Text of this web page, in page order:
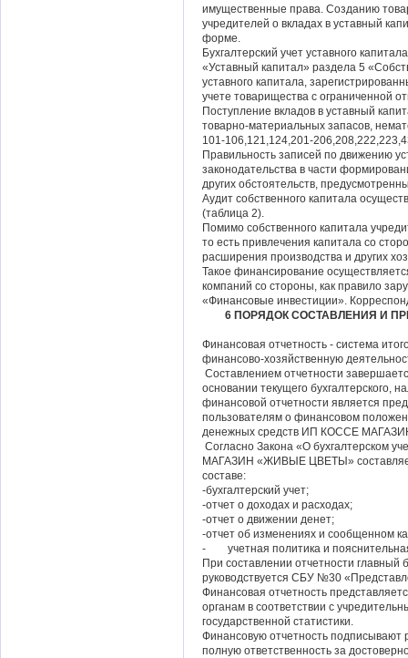
имущественные права. Созданию
учредителей о вкладах в уставный
форме.
Бухгалтерский учет уставного
«Уставный капитал» раздела 5
уставного капитала,
учете товарищества с ограниченной
Поступление вкладов в уставный
товарно-материальных запасов,
101-106,121,124,201-
Правильность записей по движению
законодательства в части
других обстоятельств,
Аудит собственного капитала
(таблица 2).
Помимо собственного капитала
то есть привлечения капитала со
расширения производства и других
Такое финансирование
компаний со стороны, как правило
«Финансовые инвестиции».
6 ПОРЯДОК СОСТАВЛЕНИЯ И
Финансовая отчетность - система
финансово-хозяйственную
Составлением отчетности
основании текущего бухгалтерского,
финансовой отчетности является
пользователям о финансовом
денежных средств ИП КОССЕ
Согласно Закона «О бухгалтерском
МАГАЗИН «ЖИВЫЕ ЦВЕТЫ»
составе:
-бухгалтерский учет;
-отчет о доходах и расходах;
-отчет о движении денет;
-отчет об изменениях и сообщенном
- учетная политика и
При составлении отчетности
руководствуется СБУ №30
Финансовая отчетность
органам в соответствии с
государственной статистики.
Финансовую отчетность подписывают
полную ответственность за